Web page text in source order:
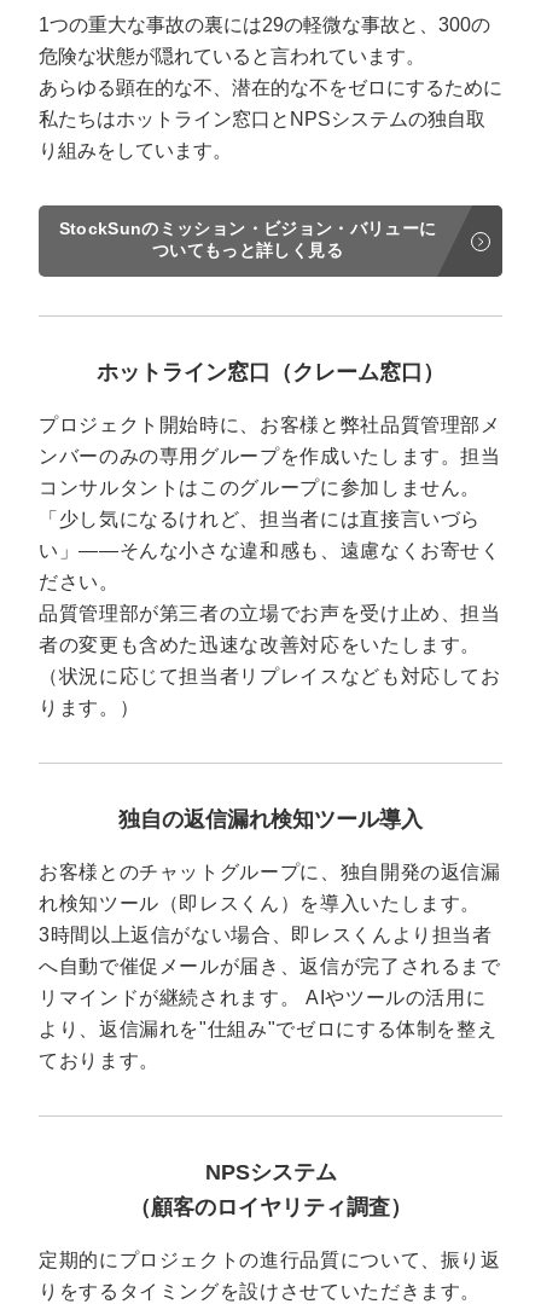
1つの重大な事故の裏には29の軽微な事故と、300の
危険な状態が隠れていると言われています。
あらゆる顕在的な不、潜在的な不をゼロにするために
私たちはホットライン窓口とNPSシステムの独自取
り組みをしています。
StockSunのミッション・ビジョン・バリューに
ついてもっと詳しく見る
ホットライン窓口（クレーム窓口）
プロジェクト開始時に、お客様と弊社品質管理部メ
ンバーのみの専用グループを作成いたします。担当
コンサルタントはこのグループに参加しません。
「少し気になるけれど、担当者には直接言いづら
い」——そんな小さな違和感も、遠慮なくお寄せく
ださい。
品質管理部が第三者の立場でお声を受け止め、担当
者の変更も含めた迅速な改善対応をいたします。
（状況に応じて担当者リプレイスなども対応してお
ります。）
独自の返信漏れ検知ツール導入
お客様とのチャットグループに、独自開発の返信漏
れ検知ツール（即レスくん）を導入いたします。
3時間以上返信がない場合、即レスくんより担当者
へ自動で催促メールが届き、返信が完了されるまで
リマインドが継続されます。 AIやツールの活用に
より、返信漏れを"仕組み"でゼロにする体制を整え
ております。
NPSシステム
（顧客のロイヤリティ調査）
定期的にプロジェクトの進行品質について、振り返
りをするタイミングを設けさせていただきます。